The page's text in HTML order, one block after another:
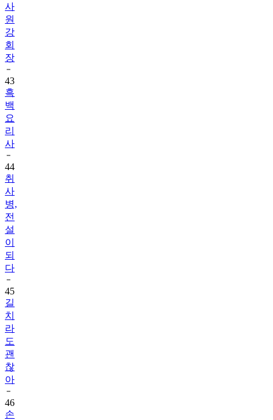
사
원
강
회
장
43
흑
백
요
리
사
44
취
사
병,
전
설
이
되
다
45
길
치
라
도
괜
찮
아
46
손